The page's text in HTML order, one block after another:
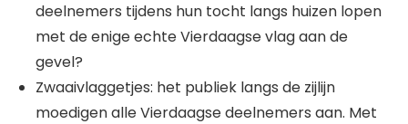
deelnemers tijdens hun tocht langs huizen lopen
met de enige echte Vierdaagse vlag aan de
gevel?
Zwaaivlaggetjes: het publiek langs de zijlijn
moedigen alle Vierdaagse deelnemers aan. Met